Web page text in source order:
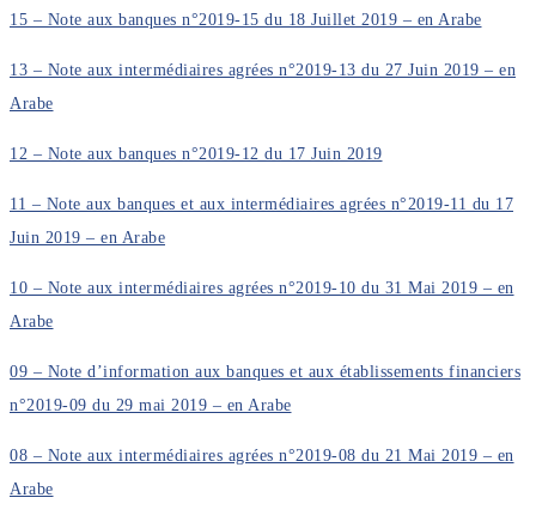
15 – Note aux banques n°2019-15 du 18 Juillet 2019 – en Arabe
13 – Note aux intermédiaires agrées n°2019-13 du 27 Juin 2019 – en
Arabe
12 – Note aux banques n°2019-12 du 17 Juin 2019
11 – Note aux banques et aux intermédiaires agrées n°2019-11 du 17
Juin 2019 – en Arabe
10 – Note aux intermédiaires agrées n°2019-10 du 31 Mai 2019 – en
Arabe
09 – Note d’information aux banques et aux établissements financiers
n°2019-09 du 29 mai 2019 – en Arabe
08 – Note aux intermédiaires agrées n°2019-08 du 21 Mai 2019 – en
Arabe